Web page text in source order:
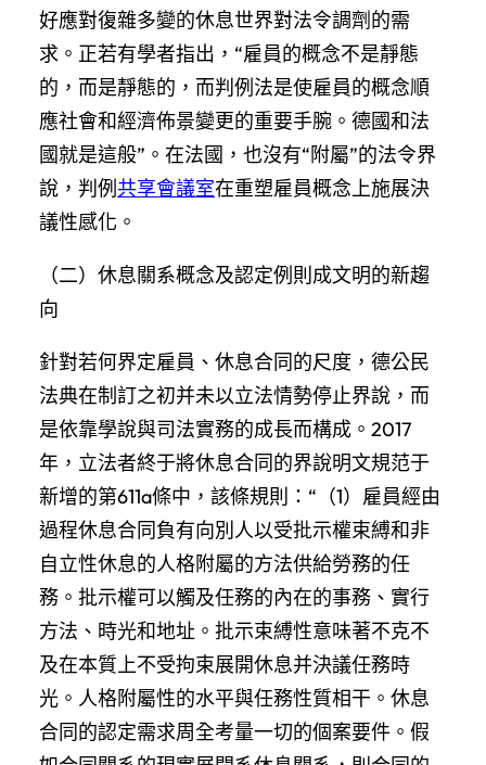
好應對復雜多變的休息世界對法令調劑的需
求。正若有學者指出，“雇員的概念不是靜態
的，而是靜態的，而判例法是使雇員的概念順
應社會和經濟佈景變更的重要手腕。德國和法
國就是這般”。在法國，也沒有“附屬”的法令界
說，判例共享會議室在重塑雇員概念上施展決
議性感化。
（二）休息關系概念及認定例則成文明的新趨
向
針對若何界定雇員、休息合同的尺度，德公民
法典在制訂之初并未以立法情勢停止界說，而
是依靠學說與司法實務的成長而構成。2017
年，立法者終于將休息合同的界說明文規范于
新增的第611a條中，該條規則：“（1）雇員經由
過程休息合同負有向別人以受批示權束縛和非
自立性休息的人格附屬的方法供給勞務的任
務。批示權可以觸及任務的內在的事務、實行
方法、時光和地址。批示束縛性意味著不克不
及在本質上不受拘束展開休息并決議任務時
光。人格附屬性的水平與任務性質相干。休息
合同的認定需求周全考量一切的個案要件。假